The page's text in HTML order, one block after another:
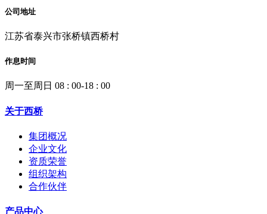
公司地址
江苏省泰兴市张桥镇西桥村
作息时间
周一至周日 08 : 00-18 : 00
关于西桥
集团概况
企业文化
资质荣誉
组织架构
合作伙伴
产品中心